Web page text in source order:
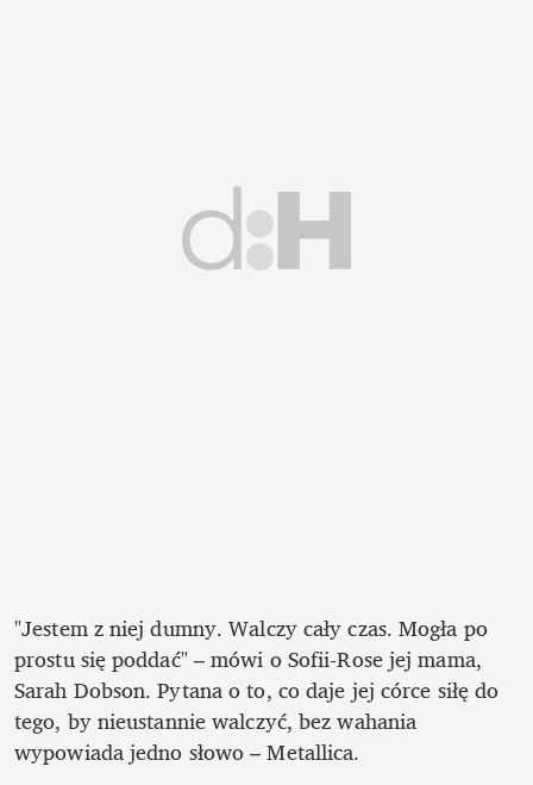
"Jestem z niej dumny. Walczy cały czas. Mogła po
prostu się poddać" – mówi o Sofii-Rose jej mama,
Sarah Dobson. Pytana o to, co daje jej córce siłę do
tego, by nieustannie walczyć, bez wahania
wypowiada jedno słowo – Metallica.